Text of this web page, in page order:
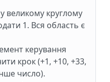
великому круглому
1. Вся область є
керування
крок (+1, +10, +33,
число).